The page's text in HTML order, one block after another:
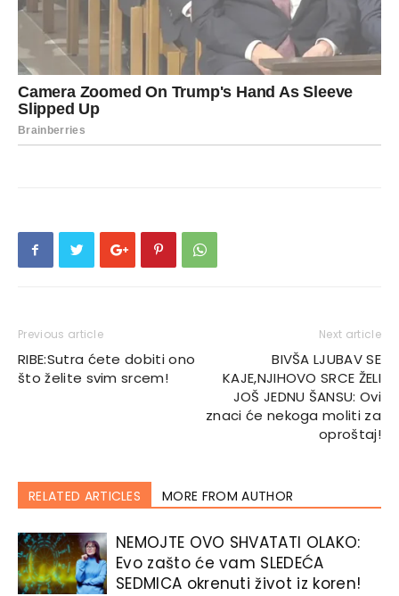
Previous article
RIBE:Sutra ćete dobiti ono
što želite svim srcem!
Next article
BIVŠA LJUBAV SE
KAJE,NJIHOVO SRCE ŽELI
JOŠ JEDNU ŠANSU: Ovi
znaci će nekoga moliti za
oproštaj!
RELATED ARTICLES MORE FROM AUTHOR
NEMOJTE OVO SHVATATI OLAKO:
Evo zašto će vam SLEDEĆA
SEDMICA okrenuti život iz koren!